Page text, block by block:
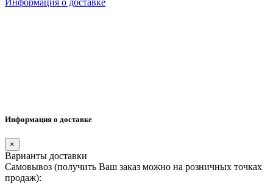
Информация о доставке
×
Варианты доставки
Самовывоз (получить Ваш заказ можно на розничных точках
продаж):